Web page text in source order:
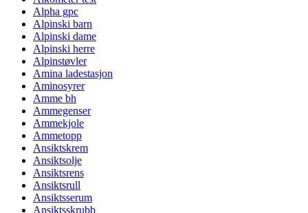
Alpha gpc
Alpinski barn
Alpinski dame
Alpinski herre
Alpinstøvler
Amina ladestasjon
Aminosyrer
Amme bh
Ammegenser
Ammekjole
Ammetopp
Ansiktskrem
Ansiktsolje
Ansiktsrens
Ansiktsrull
Ansiktsserum
Ansiktsskrubb